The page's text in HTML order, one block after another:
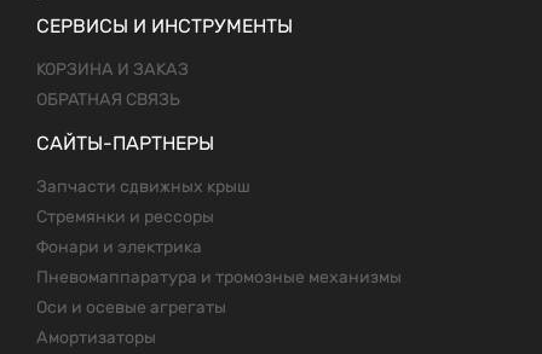
СЕРВИСЫ И ИНСТРУМЕНТЫ
КОРЗИНА И ЗАКАЗ
ОБРАТНАЯ СВЯЗЬ
САЙТЫ-ПАРТНЕРЫ
Запчасти сдвижных крыш
Стремянки и рессоры
Фонари и электрика
Пневомаппаратура и тромозные механизмы
Оси и осевые агрегаты
Амортизаторы